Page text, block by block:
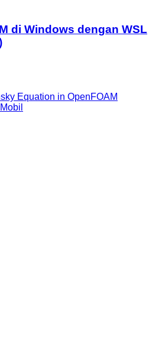
di Windows dengan WSL
Equation in OpenFOAM